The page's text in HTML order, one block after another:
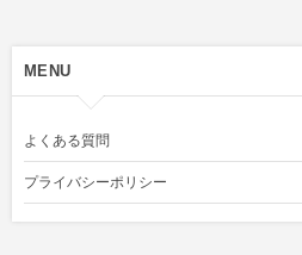
MENU
よくある質問
プライバシーポリシー